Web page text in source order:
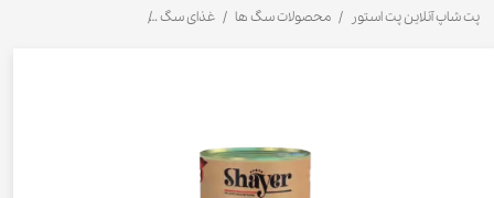
خروج از حساب کاربری
پت شاپ آنلاین پت استور محصولات سگ ها غذای سگ